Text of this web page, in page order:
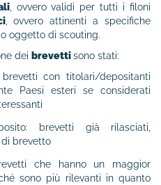
, ovvero validi per tutti i filoni
, ovvero attinenti a specifiche
oggetto di scouting.
dei brevettisono stati:
con titolari/depositanti
Paesi esteri se considerati
brevetti già rilasciati,
brevetto
che hanno un maggior
sono più rilevanti in quanto